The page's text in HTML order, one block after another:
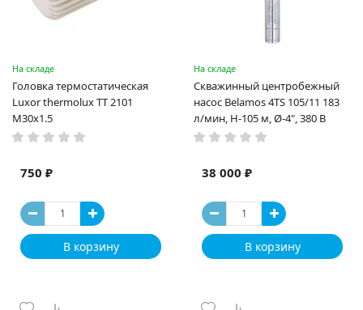
На складе
Головка термостатическая
Luxor thermolux TT 2101
M30x1.5
750 ₽
В корзину
На складе
Скважинный центробежный
насос Belamos 4TS 105/11 183
л/мин, Н-105 м, Ø-4", 380 В
38 000 ₽
В корзину